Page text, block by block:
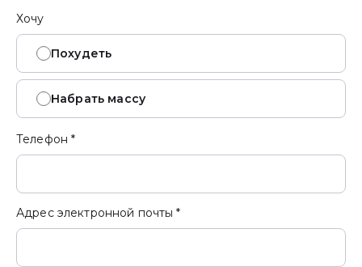
Хочу
Похудеть
Набрать массу
Телефон *
Адрес электронной почты *